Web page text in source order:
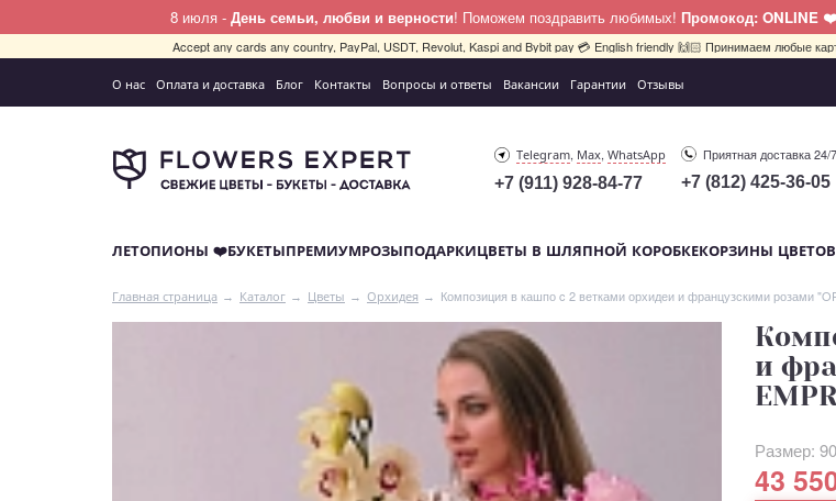
8 июля - День семьи, любви и верности! Поможем поздравить любимых! Промокод: ONLINE
Accept any cards any country, PayPal, USDT, Revolut, Kaspi and Bybit pay 💳 English friendly 🙌🏻 Принимаем любые
О нас Оплата и доставка Блог Контакты Вопросы и ответы Вакансии Гарантии Отзывы
Telegram, Max,WhatsApp
+7 (911) 928-84-77
Приятная доставка 24/7
+7 (812) 425-36-05
ЛЕТОПИОНЫ ❤️БУКЕТЫПРЕМИУМРОЗЫПОДАРКИЦВЕТЫ В ШЛЯПНОЙ КОРОБКЕКОРЗИНЫ ЦВЕТОВ
Главная страница Каталог Цветы Орхидея Композиция в кашпо c 2 ветками орхидеи и французскими розами
и
Размер:
43